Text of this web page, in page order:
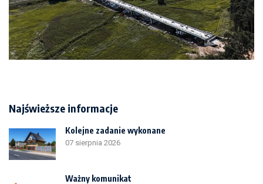
Najświeższe informacje
Kolejne zadanie wykonane
07 sierpnia 2026
Ważny komunikat